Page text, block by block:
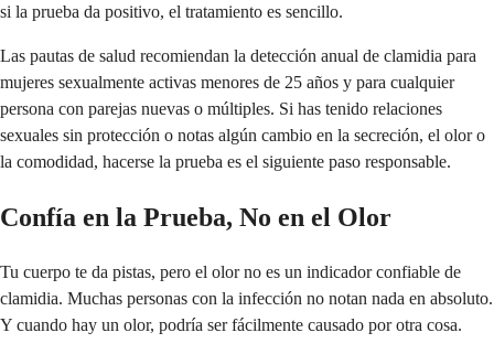
si la prueba da positivo, el tratamiento es sencillo.
Las pautas de salud recomiendan la detección anual de clamidia para
mujeres sexualmente activas menores de 25 años y para cualquier
persona con parejas nuevas o múltiples. Si has tenido relaciones
sexuales sin protección o notas algún cambio en la secreción, el olor o
la comodidad, hacerse la prueba es el siguiente paso responsable.
Confía en la Prueba, No en el Olor
Tu cuerpo te da pistas, pero el olor no es un indicador confiable de
clamidia. Muchas personas con la infección no notan nada en absoluto.
Y cuando hay un olor, podría ser fácilmente causado por otra cosa.